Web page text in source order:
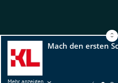
Mehr anzeigen
© Copyright 2026, TarGroup Media GmbH